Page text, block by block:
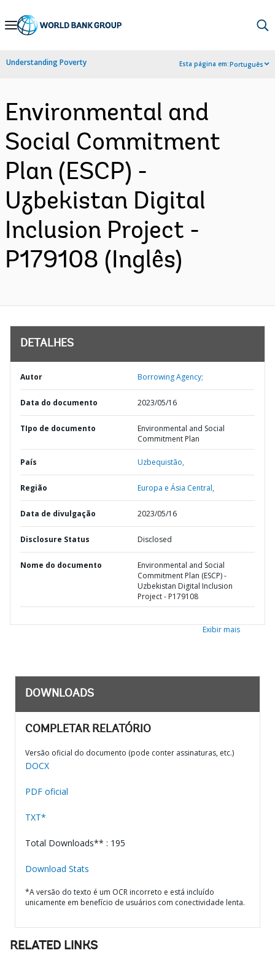
Skip
Navigation
Understanding Poverty Esta página em:Português
Environmental and
Social Commitment
Plan (ESCP) -
Uzbekistan Digital
Inclusion Project -
P179108 (Inglês)
DETALHES
Autor Borrowing Agency;
Data do documento 2023/05/16
TIpo de documento
Environmental and Social
Commitment Plan
País Uzbequistão,
Região Europa e Ásia Central,
Data de divulgação 2023/05/16
Disclosure Status Disclosed
Nome do documento
Environmental and Social
Commitment Plan (ESCP) -
Uzbekistan Digital Inclusion
Project - P179108
Exibir mais
DOWNLOADS
COMPLETAR RELATÓRIO
Versão oficial do documento (pode conter assinaturas, etc.)
DOCX
PDF oficial
TXT*
Total Downloads** : 195
Download Stats
*A versão do texto é um OCR incorreto e está incluído
unicamente em benefício de usuários com conectividade lenta.
RELATED LINKS